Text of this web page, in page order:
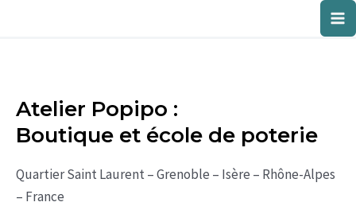
Atelier Popipo :
Boutique et école de poterie
Quartier Saint Laurent – Grenoble – Isère – Rhône-Alpes
– France